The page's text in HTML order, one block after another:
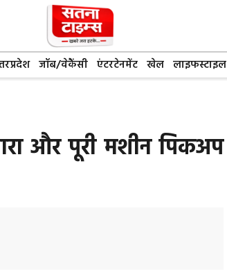
जॉब/वेकैंसी एंटरटेनमेंट खेल लाइफस्टाइल
और पूरी मशीन पिकअप